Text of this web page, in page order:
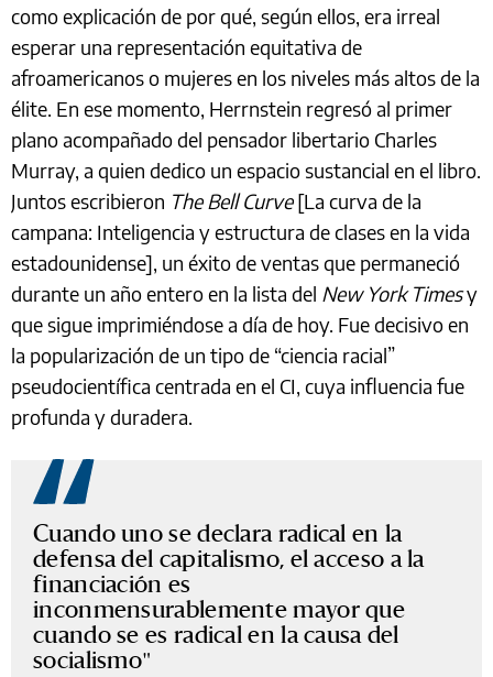
como explicación de por qué, según ellos, era irreal
esperar una representación equitativa de
afroamericanos o mujeres en los niveles más altos de la
élite. En ese momento, Herrnstein regresó al primer
plano acompañado del pensador libertario Charles
Murray, a quien dedico un espacio sustancial en el libro.
Juntos escribieron The Bell Curve[La curva de la
campana: Inteligencia y estructura de clases en la vida
estadounidense], un éxito de ventas que permaneció
durante un año entero en la lista del New York Timesy
que sigue imprimiéndose a día de hoy. Fue decisivo en
la popularización de un tipo de “ciencia racial”
pseudocientífica centrada en el CI, cuya influencia fue
profunda y duradera.
Cuando uno se declara radical en la
defensa del capitalismo, el acceso a la
financiación es
inconmensurablemente mayor que
cuando se es radical en la causa del
socialismo